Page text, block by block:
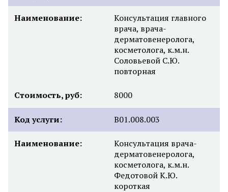
Наименование:
Консультация главного
врача, врача-
дерматовенеролога,
косметолога, к.м.н.
Соловьевой С.Ю.
повторная
Стоимость, руб: 8000
Код услуги: B01.008.003
Наименование:
Консультация врача-
дерматовенеролога,
косметолога, к.м.н.
Федотовой К.Ю.
короткая